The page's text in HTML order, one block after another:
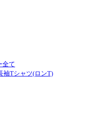
全て
袖Tシャツ(ロンT)